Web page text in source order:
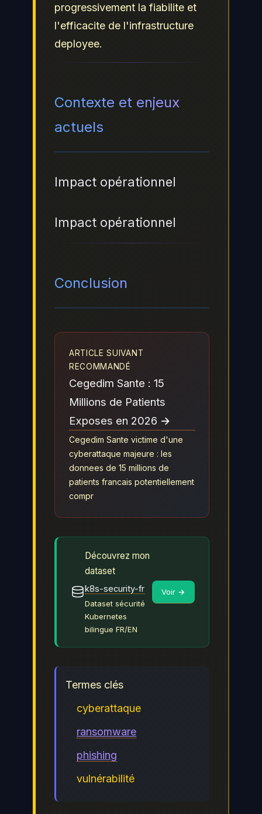
progressivement la fiabilite et
l'efficacite de l'infrastructure
deployee.
Contexte et enjeux
actuels
Impact opérationnel
Impact opérationnel
Conclusion
ARTICLE SUIVANT
RECOMMANDÉ
Cegedim Sante : 15
Millions de Patients
Exposes en 2026 →
Cegedim Sante victime d'une
cyberattaque majeure : les
donnees de 15 millions de
patients francais potentiellement
compr
Découvrez mon
dataset
k8s-security-fr
Dataset sécurité
Kubernetes
bilingue FR/EN
Voir →
Termes clés
cyberattaque
ransomware
phishing
vulnérabilité